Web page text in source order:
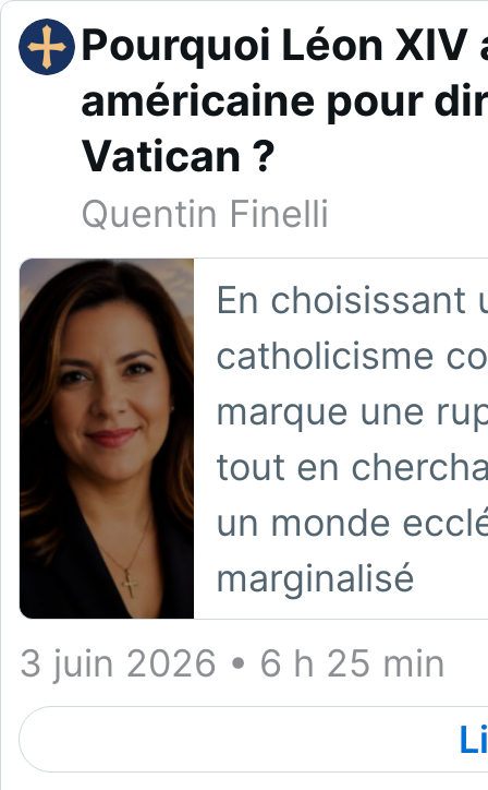
Pourquoi Léon
américaine pour
Vatican ?
Quentin Finelli
En choisissant
catholicisme
marque une
tout en
un monde
marginalisé
3 juin 2026 • 6 h 25 min